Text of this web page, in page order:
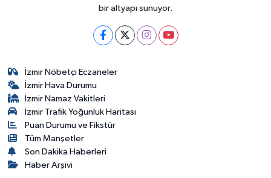
bir altyapı sunuyor.
İzmir Nöbetçi Eczaneler
İzmir Hava Durumu
İzmir Namaz Vakitleri
İzmir Trafik Yoğunluk Haritası
Puan Durumu ve Fikstür
Tüm Manşetler
Son Dakika Haberleri
Haber Arşivi